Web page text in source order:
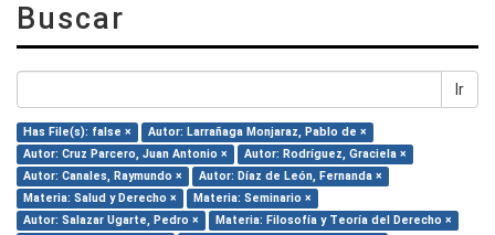
Buscar
Ir
Has File(s): false ×
Autor: Larrañaga Monjaraz, Pablo de ×
Autor: Cruz Parcero, Juan Antonio ×
Autor: Rodríguez, Graciela ×
Autor: Canales, Raymundo ×
Autor: Díaz de León, Fernanda ×
Materia: Salud y Derecho ×
Materia: Seminario ×
Autor: Salazar Ugarte, Pedro ×
Materia: Filosofía y Teoría del Derecho ×